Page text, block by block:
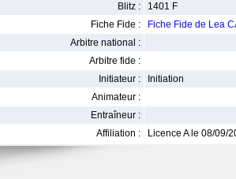
Blitz :
1401 F
Fiche Fide :
Fiche Fide de Lea
Arbitre national :
Arbitre fide :
Initiateur :
Initiation
Animateur :
Entraîneur :
Affiliation :
Licence A le 08/09/